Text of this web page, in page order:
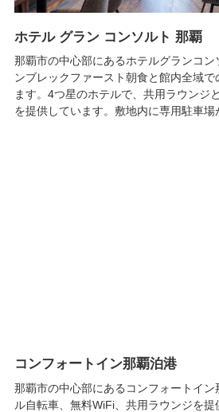
ホテル グラン コンソルト 那覇
那覇市の中心部にあるホテルグランコン
ンブレックファースト朝食と館内全域
ます。4つ星のホテルで、共用ラウンジ
を提供しています。敷地内に専用駐車場
コンフォートイン那覇泊港
那覇市の中心部にあるコンフォートイン
ル自転車、無料WiFi、共用ラウンジを